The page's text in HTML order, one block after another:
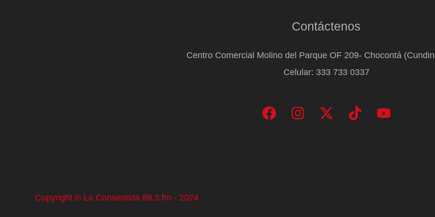
Contáctenos
Centro Comercial Molino del Parque OF 209- Chocontá
Celular: 333 733 0337
Copyright © La Consentida 89.3 fm - 2024